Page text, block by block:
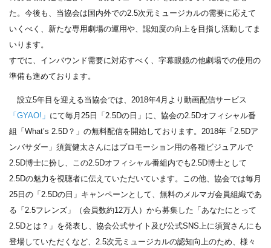
た。今後も、当協会は国内外での2.5次元ミュージカルの需要に応えて
いくべく、新たな専用劇場の運用や、認知度の向上を目指し活動してま
いります。
すでに、インバウンド需要に対応すべく、字幕眼鏡の他劇場での使用の
準備も進めております。
設立5年目を迎える当協会では、2018年4月より動画配信サービス
「GYAO!」 にて毎月25日「2.5Dの日」に、協会の2.5Dオフィシャル番
組「What’s 2.5D？」の無料配信を開始しております。2018年「2.5Dア
ンバサダー」須賀健太さんにはプロモーション用の各種ビジュアルで
2.5D博士に扮し、この2.5Dオフィシャル番組内でも2.5D博士として
2.5Dの魅力を視聴者に伝えていただいています。この他、協会では毎月
25日の「2.5Dの日」キャンペーンとして、無料のメルマガ会員組織であ
る「2.5フレンズ」（会員数約12万人）から募集した「あなたにとって
2.5Dとは？」を発表し、協会公式サイト及び公式SNS上に須賀さんにも
登場していただくなど、2.5次元ミュージカルの認知向上のため、様々